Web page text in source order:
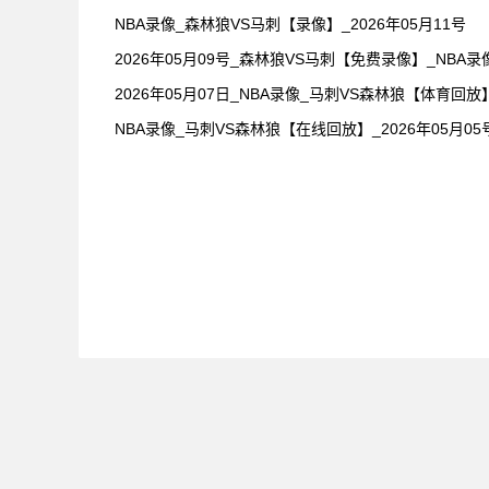
NBA录像_森林狼VS马刺【录像】_2026年05月11号
2026年05月09号_森林狼VS马刺【免费录像】_NBA录
2026年05月07日_NBA录像_马刺VS森林狼【体育回放】
NBA录像_马刺VS森林狼【在线回放】_2026年05月05